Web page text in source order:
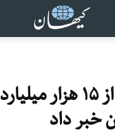
وزارت اقتصاد از ۱۵
خبر داد